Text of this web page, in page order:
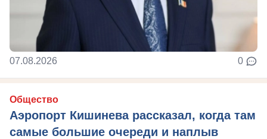
07.08.2026 0
Общество
Аэропорт Кишинева рассказал, когда там
самые большие очереди и наплыв